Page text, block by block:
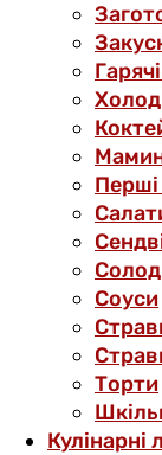
Соуси
Торти
Кулінарні